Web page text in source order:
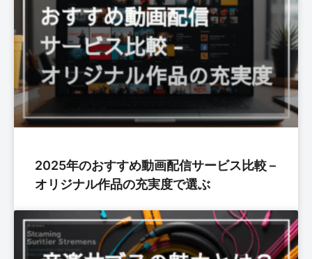
2025年のおすすめ動画配信サービス比較 –
オリジナル作品の充実度で選ぶ